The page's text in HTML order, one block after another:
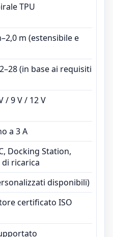
TPU
m (estensibile e
(in base ai requisiti
/ 9 V / 12 V
a 3 A
Docking Station,
di ricarica
disponibili)
certificato ISO